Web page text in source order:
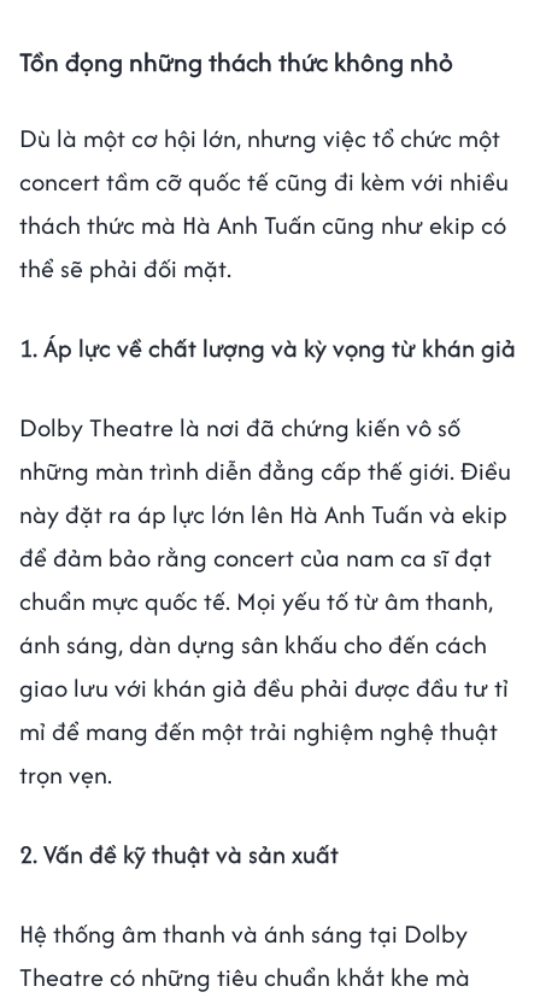
Tồn đọng những thách thức không nhỏ
Dù là một cơ hội lớn, nhưng việc tổ chức một
concert tầm cỡ quốc tế cũng đi kèm với nhiều
thách thức mà Hà Anh Tuấn cũng như ekip có
thể sẽ phải đối mặt.
1. Áp lực về chất lượng và kỳ vọng từ khán giả
Dolby Theatre là nơi đã chứng kiến vô số
những màn trình diễn đẳng cấp thế giới. Điều
này đặt ra áp lực lớn lên Hà Anh Tuấn và ekip
để đảm bảo rằng concert của nam ca sĩ đạt
chuẩn mực quốc tế. Mọi yếu tố từ âm thanh,
ánh sáng, dàn dựng sân khấu cho đến cách
giao lưu với khán giả đều phải được đầu tư tỉ
mỉ để mang đến một trải nghiệm nghệ thuật
trọn vẹn.
2. Vấn đề kỹ thuật và sản xuất
Hệ thống âm thanh và ánh sáng tại Dolby
Theatre có những tiêu chuẩn khắt khe mà